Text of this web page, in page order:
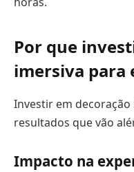
Por que
imersiva para
Investir em
resultados que vão
Impacto na